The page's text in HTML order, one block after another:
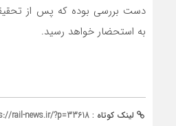
دست بررسی بوده که پس از
به استحضار خواهد رسید.
لینک کوتاه : rail-news.ir/?p=33618